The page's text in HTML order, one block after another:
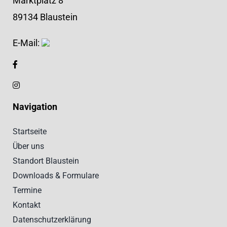
89134 Blaustein
E-Mail:
Navigation
Startseite
Über uns
Standort Blaustein
Downloads & Formulare
Termine
Kontakt
Datenschutzerklärung